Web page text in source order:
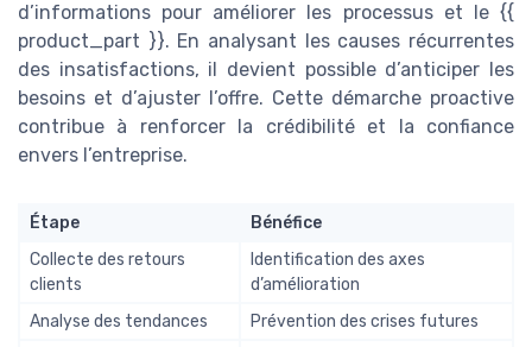
d’informations pour améliorer les processus et le {{
product_part }}. En analysant les causes récurrentes
des insatisfactions, il devient possible d’anticiper les
besoins et d’ajuster l’offre. Cette démarche proactive
contribue à renforcer la crédibilité et la confiance
envers l’entreprise.
Étape
Bénéfice
Collecte des retours
clients
Identification des axes
d’amélioration
Analyse des tendances
Prévention des crises futures